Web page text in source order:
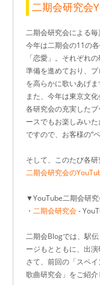
二期会研究会
二期会研究会による毎
今年は二期会の11の
「恋愛」。それぞれ
準備を進めており、
を高らかに歌いあげま
また、今年は東京文
各研究会の充実した
ースでもお楽しみい
ですので、お客様の“
そして、このたび各
二期会研究会の
▼YouTube二期会研究
・ 二期会研究会-
二期会Blogでは、駅
ージもとともに、出演
さて、前回の「スペ
歌曲研究会」をご紹介